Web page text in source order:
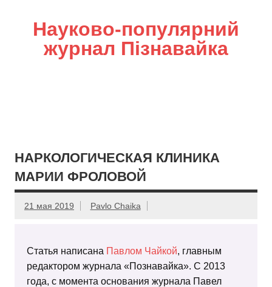
Науково-популярний
журнал Пізнавайка
НАРКОЛОГИЧЕСКАЯ КЛИНИКА
МАРИИ ФРОЛОВОЙ
21 мая 2019 Pavlo Chaika
Статья написана Павлом Чайкой, главным
редактором журнала «Познавайка». С 2013
года, с момента основания журнала Павел